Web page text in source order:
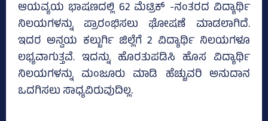
ಆಯವ್ಯಯ ಭಾಷಣದಲ್ಲಿ 62 ಮೆಟ್ರಿಕ್‌ -ನಂತರದ ವಿದ್ಯಾರ್ಥಿ
ನಿಲಯಗಳನ್ನು ಪ್ರಾರಂಭಿಸಲು ಘೋಷಣೆ ಮಾಡಲಾಗಿದೆ.
ಇದರ ಅನ್ವಯ ಕಲ್ಬುರ್ಗಿ ಜಿಲ್ಲೆಗೆ 2 ವಿದ್ಯಾರ್ಥಿ ನಿಲಯಗಳೂ
ಲಭ್ಯವಾಗುತ್ತವೆ. ಇದನ್ನು ಹೊರತುಪಡಿಸಿ ಹೊಸ ವಿದ್ಯಾರ್ಥಿ
ನಿಲಯಗಳನ್ನು ಮಂಜೂರು ಮಾಡಿ ಹೆಚ್ಚುವರಿ ಅನುದಾನ
ಒದಗಿಸಲು ಸಾಧ್ಯವಿರುವುದಿಲ್ಲ.